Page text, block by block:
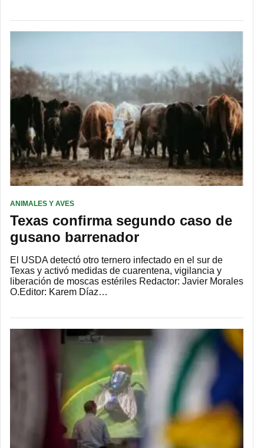
ANIMALES Y AVES
Texas confirma segundo caso de
gusano barrenador
El USDA detectó otro ternero infectado en el sur de
Texas y activó medidas de cuarentena, vigilancia y
liberación de moscas estériles Redactor: Javier Morales
O.Editor: Karem Díaz…